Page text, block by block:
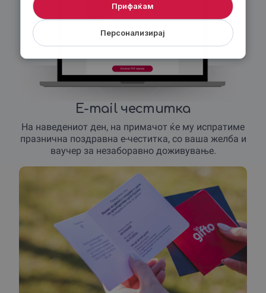
E-mail честитка
На наведениот ден, на примачот ќе му испратиме
празнична поздравна е-честитка, со ваша желба и
ваучер за незаборавно доживување.
Персонализирај
Прифаќам